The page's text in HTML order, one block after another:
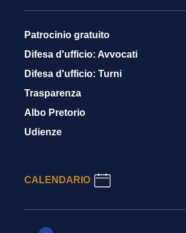
Patrocinio gratuito
Difesa d'ufficio: Avvocati
Difesa d'ufficio: Turni
Trasparenza
Albo Pretorio
Udienze
CALENDARIO